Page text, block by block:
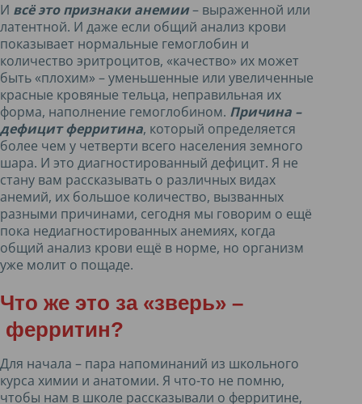
И всё это признаки анемии– выраженной или
латентной. И даже если общий анализ крови
показывает нормальные гемоглобин и
количество эритроцитов, «качество» их может
быть «плохим» – уменьшенные или увеличенные
красные кровяные тельца, неправильная их
форма, наполнение гемоглобином. Причина –
дефицит ферритина, который определяется
более чем у четверти всего населения земного
шара. И это диагностированный дефицит. Я не
стану вам рассказывать о различных видах
анемий, их большое количество, вызванных
разными причинами, сегодня мы говорим о ещё
пока недиагностированных анемиях, когда
общий анализ крови ещё в норме, но организм
уже молит о пощаде.
Что же это за «зверь» –
ферритин?
Для начала – пара напоминаний из школьного
курса химии и анатомии. Я что-то не помню,
чтобы нам в школе рассказывали о ферритине,